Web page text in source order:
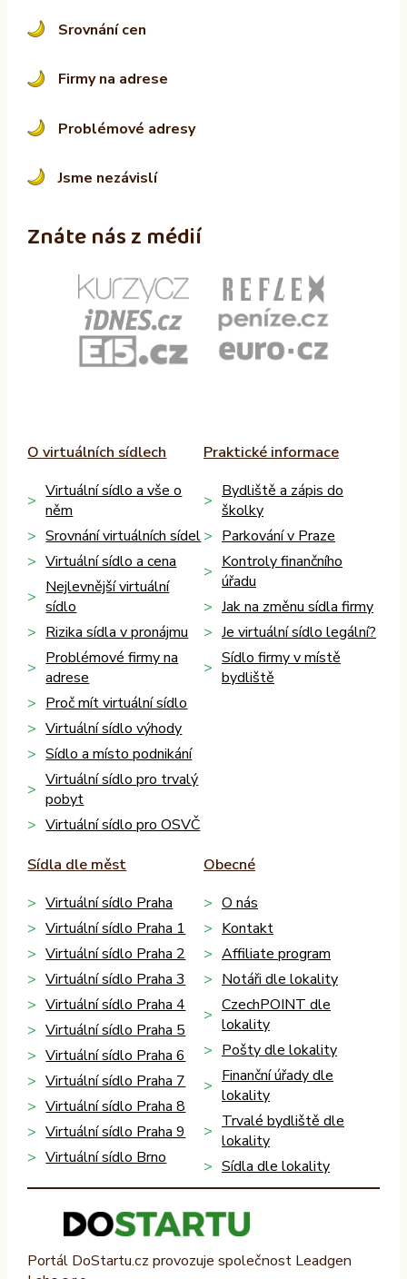
Srovnání cen
Firmy na adrese
Problémové adresy
Jsme nezávislí
Znáte nás z médií
O virtuálních sídlech
Virtuální sídlo a vše o
něm
Srovnání virtuálních sídel
Virtuální sídlo a cena
Nejlevnější virtuální
sídlo
Rizika sídla v pronájmu
Problémové firmy na
adrese
Proč mít virtuální sídlo
Virtuální sídlo výhody
Sídlo a místo podnikání
Virtuální sídlo pro trvalý
pobyt
Virtuální sídlo pro OSVČ
Praktické informace
Bydliště a zápis do
školky
Parkování v Praze
Kontroly finančního
úřadu
Jak na změnu sídla firmy
Je virtuální sídlo legální?
Sídlo firmy v místě
bydliště
Sídla dle měst
Virtuální sídlo Praha
Virtuální sídlo Praha 1
Virtuální sídlo Praha 2
Virtuální sídlo Praha 3
Virtuální sídlo Praha 4
Virtuální sídlo Praha 5
Virtuální sídlo Praha 6
Virtuální sídlo Praha 7
Virtuální sídlo Praha 8
Virtuální sídlo Praha 9
Virtuální sídlo Brno
Obecné
O nás
Kontakt
Affiliate program
Notáři dle lokality
CzechPOINT dle
lokality
Pošty dle lokality
Finanční úřady dle
lokality
Trvalé bydliště dle
lokality
Sídla dle lokality
Portál DoStartu.cz provozuje společnost Leadgen